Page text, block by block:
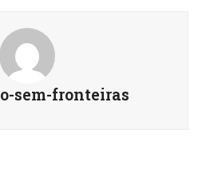
sem-fronteiras